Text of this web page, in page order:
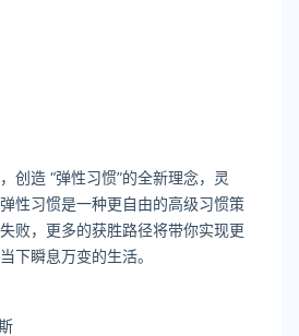
创造 “弹性习惯”的全新理念，灵
性习惯是一种更自由的高级习惯策
败，更多的获胜路径将带你实现更
下瞬息万变的生活。